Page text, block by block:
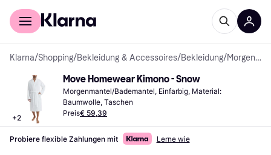
Für Shopper
Klarna/Shopping/Bekleidung & Accessoires/Bekleidung/ Morgenmäntel & Bademäntel
+2
Move Homewear Kimono - Snow
Morgenmantel/Bademantel, Einfarbig, Material:
Baumwolle, Taschen
Preis€ 59,39
Probiere flexible Zahlungen mit Lerne wie